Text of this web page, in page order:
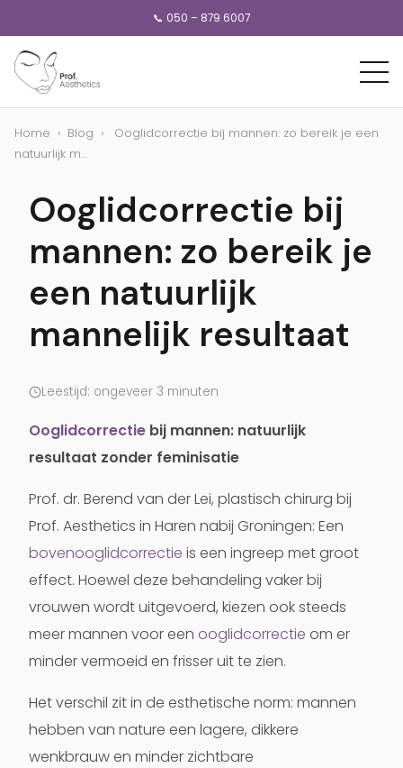
📞 050 – 879 6007
Home › Blog ›
Ooglidcorrectie bij mannen: zo bereik je een
natuurlijk m...
Ooglidcorrectie bij
mannen: zo bereik je
een natuurlijk
mannelijk resultaat
Leestijd: ongeveer 3 minuten
Ooglidcorrectie bij mannen: natuurlijk
resultaat zonder feminisatie
Prof. dr. Berend van der Lei, plastisch chirurg bij
Prof. Aesthetics in Haren nabij Groningen: Een
bovenooglidcorrectie is een ingreep met groot
effect. Hoewel deze behandeling vaker bij
vrouwen wordt uitgevoerd, kiezen ook steeds
meer mannen voor een ooglidcorrectie om er
minder vermoeid en frisser uit te zien.
Het verschil zit in de esthetische norm: mannen
hebben van nature een lagere, dikkere
wenkbrauw en minder zichtbare